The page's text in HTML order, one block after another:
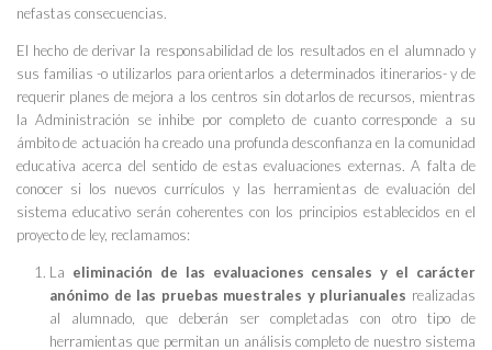
nefastas consecuencias.
El hecho de derivar la responsabilidad de los resultados en el alumnado y
sus familias -o utilizarlos para orientarlos a determinados itinerarios- y de
requerir planes de mejora a los centros sin dotarlos de recursos, mientras
la Administración se inhibe por completo de cuanto corresponde a su
ámbito de actuación ha creado una profunda desconfianza en la comunidad
educativa acerca del sentido de estas evaluaciones externas. A falta de
conocer si los nuevos currículos y las herramientas de evaluación del
sistema educativo serán coherentes con los principios establecidos en el
proyecto de ley, reclamamos:
La eliminación de las evaluaciones censales y el carácter
anónimo de las pruebas muestrales y plurianuales realizadas
al alumnado, que deberán ser completadas con otro tipo de
herramientas que permitan un análisis completo de nuestro sistema